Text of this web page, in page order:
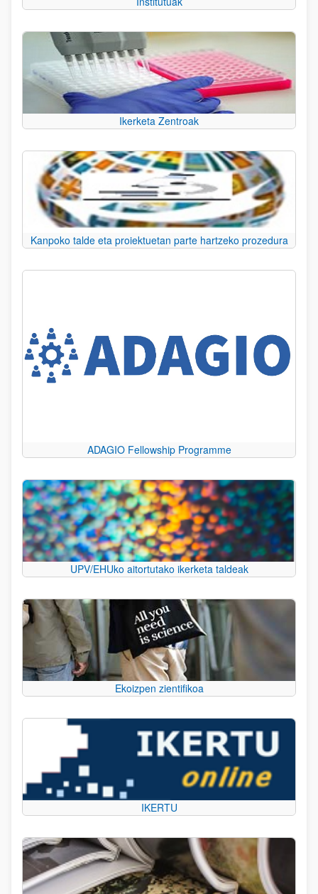
Ikerketa Zentroak
Kanpoko talde eta proiektuetan parte hartzeko prozedura
ADAGIO Fellowship Programme
UPV/EHUko aitortutako ikerketa taldeak
Ekoizpen zientifikoa
IKERTU